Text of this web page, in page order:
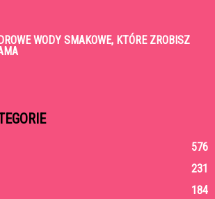
WODY SMAKOWE, KTÓRE ZROBISZ
576
231
184